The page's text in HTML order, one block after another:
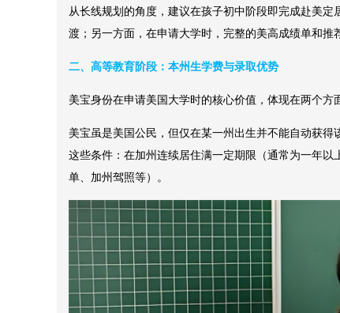
从长线规划的角度，建议在孩子初中阶段即完成赴美
渡；另一方面，在申请大学时，完整的美高成绩单和推
二、高等教育阶段：本州生学费与录取优势
美宝身份在申请美国大学时的核心价值，体现在两个方
美宝虽是美国公民，但仅在某一州出生并不能自动获
这些条件：在加州连续居住满一定期限（通常为一年
单、加州驾照等）。